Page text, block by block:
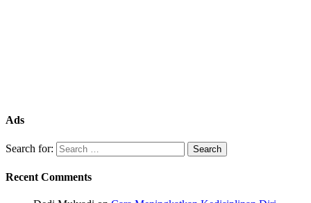
Ads
Search for:
Recent Comments